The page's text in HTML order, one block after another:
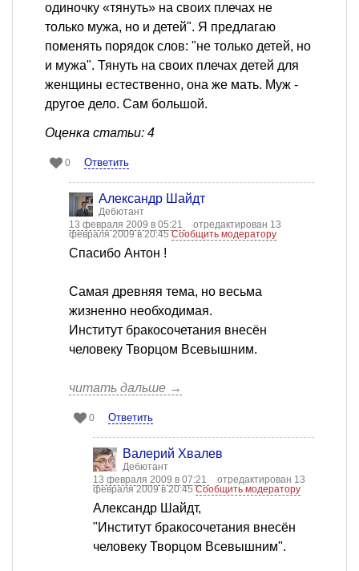
одиночку «тянуть» на своих плечах не
только мужа, но и детей". Я предлагаю
поменять порядок слов: "не только детей, но
и мужа". Тянуть на своих плечах детей для
женщины естественно, она же мать. Муж -
другое дело. Сам большой.
Оценка статьи: 4
0 Ответить
Александр Шайдт
Дебютант
13 февраля 2009 в 05:21
отредактирован 13
февраля 2009 в 20:45Сообщить модератору
Спасибо Антон !
Самая древняя тема, но весьма
жизненно необходимая.
Институт бракосочетания внесён
человеку Творцом Всевышним.
читать дальше →
0 Ответить
Валерий Хвалев
Дебютант
13 февраля 2009 в 07:21
отредактирован 13
февраля 2009 в 20:45Сообщить модератору
Александр Шайдт,
"Институт бракосочетания внесён
человеку Творцом Всевышним".